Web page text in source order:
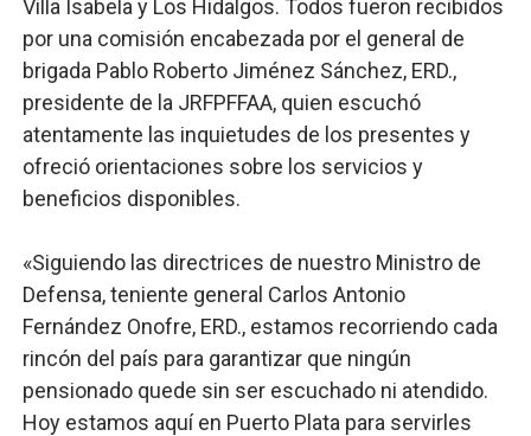
Villa Isabela y Los Hidalgos. Todos fueron recibidos
por una comisión encabezada por el general de
brigada Pablo Roberto Jiménez Sánchez, ERD.,
presidente de la JRFPFFAA, quien escuchó
atentamente las inquietudes de los presentes y
ofreció orientaciones sobre los servicios y
beneficios disponibles.
«Siguiendo las directrices de nuestro Ministro de
Defensa, teniente general Carlos Antonio
Fernández Onofre, ERD., estamos recorriendo cada
rincón del país para garantizar que ningún
pensionado quede sin ser escuchado ni atendido.
Hoy estamos aquí en Puerto Plata para servirles